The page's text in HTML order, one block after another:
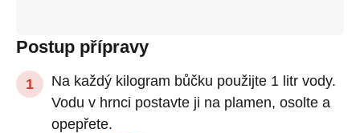
Postup přípravy
Na každý kilogram bůčku použijte 1 litr vody.
Vodu v hrnci postavte ji na plamen, osolte a
opepřete.